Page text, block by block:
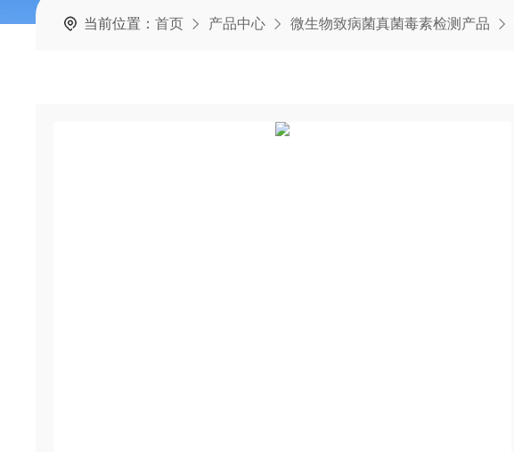
当前位置：首页 产品中心 微生物致病菌真菌毒素检测产品